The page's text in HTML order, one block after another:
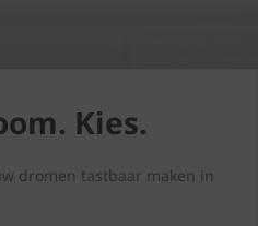
Kies.
dromen tastbaar maken in